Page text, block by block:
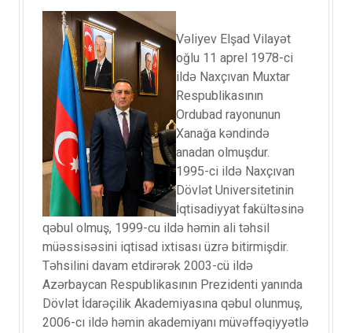
Vəliyev Elşad Vilayət
oğlu 11 aprel 1978-ci
ildə Naxçıvan Muxtar
Respublikasının
Ordubad rayonunun
Xanağa kəndində
anadan olmuşdur.
1995-ci ildə Naxçıvan
Dövlət Universitetinin
İqtisadiyyat fakültəsinə
qəbul olmuş, 1999-cu ildə həmin ali təhsil
müəssisəsini iqtisad ixtisası üzrə bitirmişdir.
Təhsilini davam etdirərək 2003-cü ildə
Azərbaycan Respublikasının Prezidenti yanında
Dövlət İdarəçilik Akademiyasına qəbul olunmuş,
2006-cı ildə həmin akademiyanı müvəffəqiyyətlə